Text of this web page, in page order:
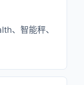
、智能秤、